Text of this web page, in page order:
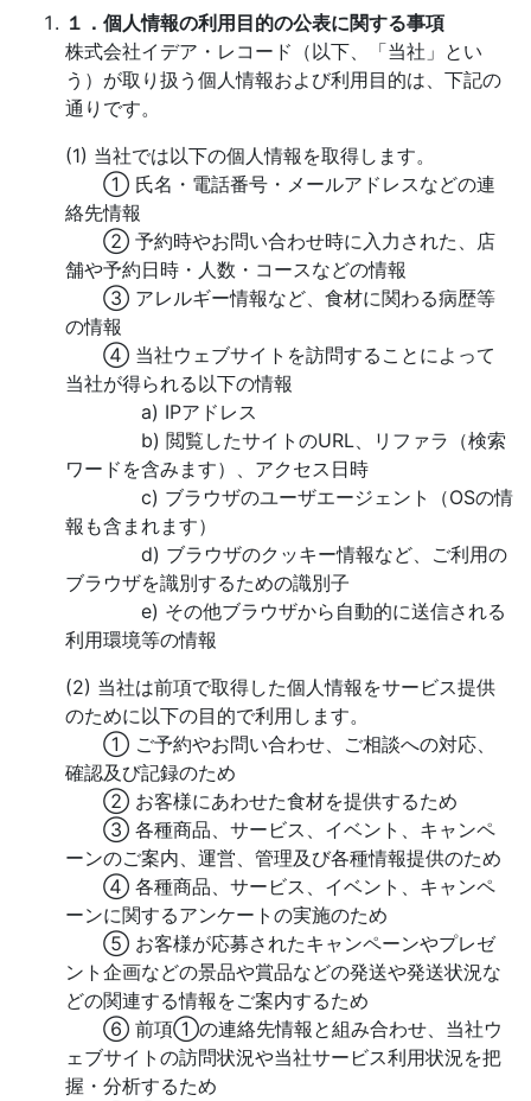
１．個人情報の利用目的の公表に関する事項
株式会社イデア・レコード（以下、「当社」とい
う）が取り扱う個人情報および利用目的は、下記の
通りです。
(1) 当社では以下の個人情報を取得します。
① 氏名・電話番号・メールアドレスなどの連
絡先情報
② 予約時やお問い合わせ時に入力された、店
舗や予約日時・人数・コースなどの情報
③ アレルギー情報など、食材に関わる病歴等
の情報
④ 当社ウェブサイトを訪問することによって
当社が得られる以下の情報
a) IPアドレス
b) 閲覧したサイトのURL、リファラ（検索
ワードを含みます）、アクセス日時
c) ブラウザのユーザエージェント（OSの情
報も含まれます）
d) ブラウザのクッキー情報など、ご利用の
ブラウザを識別するための識別子
e) その他ブラウザから自動的に送信される
利用環境等の情報
(2) 当社は前項で取得した個人情報をサービス提供
のために以下の目的で利用します。
① ご予約やお問い合わせ、ご相談への対応、
確認及び記録のため
② お客様にあわせた食材を提供するため
③ 各種商品、サービス、イベント、キャンペ
ーンのご案内、運営、管理及び各種情報提供のため
④ 各種商品、サービス、イベント、キャンペ
ーンに関するアンケートの実施のため
⑤ お客様が応募されたキャンペーンやプレゼ
ント企画などの景品や賞品などの発送や発送状況な
どの関連する情報をご案内するため
⑥ 前項①の連絡先情報と組み合わせ、当社ウ
ェブサイトの訪問状況や当社サービス利用状況を把
握・分析するため